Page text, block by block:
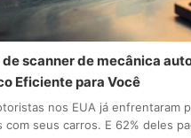
scanner de mecânica
Eficiente para Você
nos EUA já enfrentaram
com seus carros. E 62% deles